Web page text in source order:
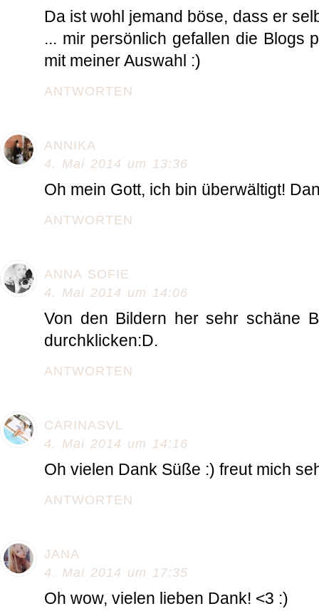
Da ist wohl jemand böse, dass er
... mir persönlich gefallen die Blogs
mit meiner Auswahl :)
ANTWORTEN
ANNIKA
4. Mai 2014 um 13:36
Oh mein Gott, ich bin überwältigt!
ANTWORTEN
ANNA SOFIE
4. Mai 2014 um 14:06
Von den Bildern her sehr schäne
durchklicken:D.
ANTWORTEN
CARINASVL
4. Mai 2014 um 14:16
Oh vielen Dank Süße :) freut mich
ANTWORTEN
JANA
4. Mai 2014 um 17:35
Oh wow, vielen lieben Dank! <3 :)